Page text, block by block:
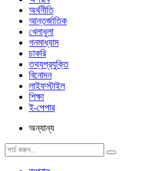
অর্থনীতি
আন্তর্জাতিক
খেলাধুলা
গনমাধ্যাম
চাকরি
তথ্যপ্রযুক্তি
বিনোদন
লাইফস্টাইল
শিক্ষা
ই-পেপার
অন্যান্য